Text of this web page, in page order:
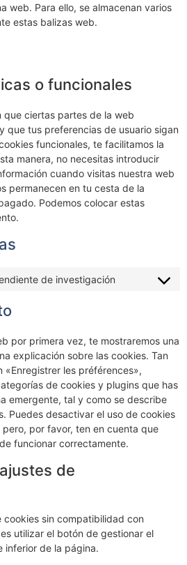
web. Para ello, se almacenan varios
estas balizas web.
o funcionales
que ciertas partes de la web
que tus preferencias de usuario sigan
funcionales, te facilitamos la
manera, no necesitas introducir
cuando visitas nuestra web
permanecen en tu cesta de la
Podemos colocar estas
de investigación
por primera vez, te mostraremos una
explicación sobre las cookies. Tan
«Enregistrer les préférences»,
de cookies y plugins que has
emergente, tal y como se describe
Puedes desactivar el uso de cookies
por favor, ten en cuenta que
funcionar correctamente.
de
sin compatibilidad con
utilizar el botón de gestionar el
inferior de la página.